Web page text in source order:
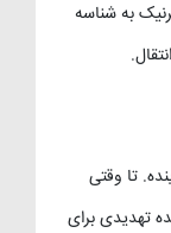
به شناسه
تا وقتی
تهدیدی برای